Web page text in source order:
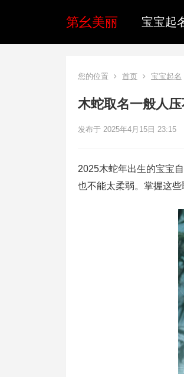
第幺美丽 宝宝起
您的位置 首页 宝宝起名
木蛇取名一般人
发布于 2025年4月15日 23:15
2025木蛇年出生的宝宝
也不能太柔弱。掌握这